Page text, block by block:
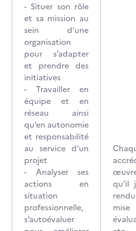
- Situer son rôle
et sa mission au
sein d'une
organisation
pour s’adapter
et prendre des
initiatives
- Travailler en
équipe et en
réseau ainsi
qu’en autonomie
et responsabilité
au service d’un
projet
- Analyser ses
actions en
situation
professionnelle,
s’autoévaluer
qu’il